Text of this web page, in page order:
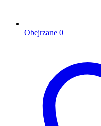
Obejrzane 0